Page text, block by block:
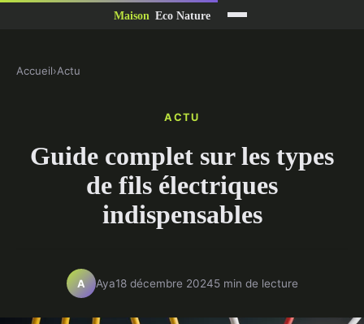
Accueil›Actu
ACTU
Guide complet sur les types
de fils électriques
indispensables
A Aya18 décembre 20245 min de lecture